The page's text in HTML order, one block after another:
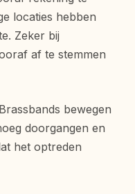
locaties hebben
Zeker bij
af te stemmen
bewegen
doorgangen en
het optreden